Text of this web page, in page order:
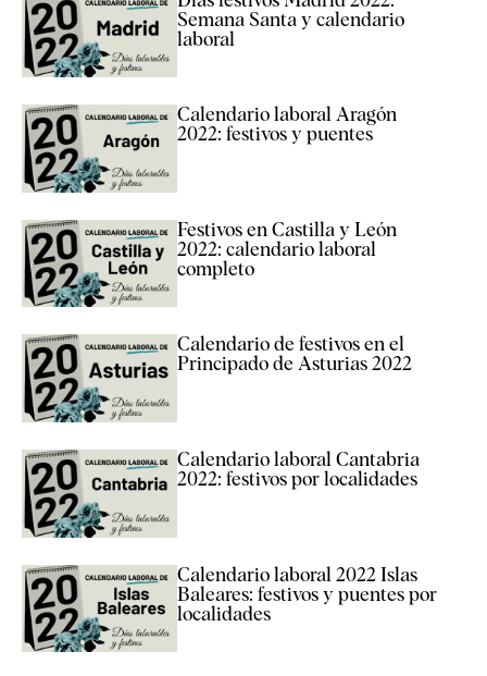
Semana Santa y calendario
laboral
Calendario laboral Aragón
2022: festivos y puentes
Festivos en Castilla y León
2022: calendario laboral
completo
Calendario de festivos en el
Principado de Asturias 2022
Calendario laboral Cantabria
2022: festivos por localidades
Calendario laboral 2022 Islas
Baleares: festivos y puentes por
localidades